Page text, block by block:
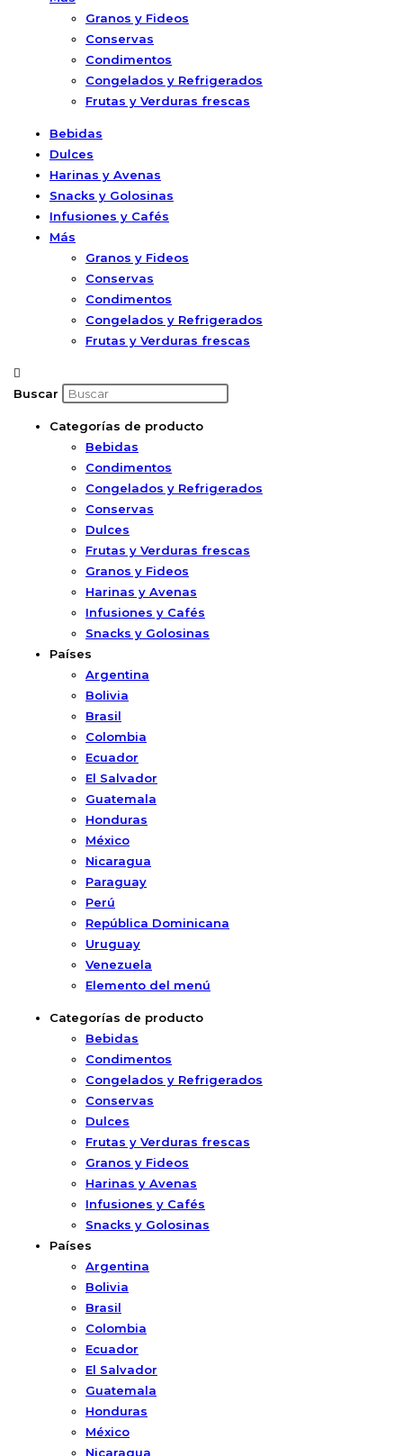
Granos y Fideos
Conservas
Condimentos
Congelados y Refrigerados
Frutas y Verduras frescas
Bebidas
Dulces
Harinas y Avenas
Snacks y Golosinas
Infusiones y Cafés
Más
Granos y Fideos
Conservas
Condimentos
Congelados y Refrigerados
Frutas y Verduras frescas
Buscar
Categorías de producto
Bebidas
Condimentos
Congelados y Refrigerados
Conservas
Dulces
Frutas y Verduras frescas
Granos y Fideos
Harinas y Avenas
Infusiones y Cafés
Snacks y Golosinas
Países
Argentina
Bolivia
Brasil
Colombia
Ecuador
El Salvador
Guatemala
Honduras
México
Nicaragua
Paraguay
Perú
República Dominicana
Uruguay
Venezuela
Elemento del menú
Categorías de producto
Bebidas
Condimentos
Congelados y Refrigerados
Conservas
Dulces
Frutas y Verduras frescas
Granos y Fideos
Harinas y Avenas
Infusiones y Cafés
Snacks y Golosinas
Países
Argentina
Bolivia
Brasil
Colombia
Ecuador
El Salvador
Guatemala
Honduras
México
Nicaragua